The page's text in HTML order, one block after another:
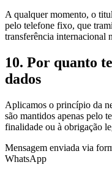
A qualquer momento, o
pelo telefone fixo, que
transferência internacional
10. Por quanto
dados
Aplicamos o princípio da
são mantidos apenas pelo
finalidade ou à obrigação
Mensagem enviada via
WhatsApp